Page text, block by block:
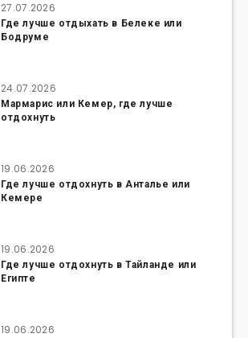
27.07.2026
Где лучше отдыхать в Белеке или
Бодруме
24.07.2026
Мармарис или Кемер, где лучше
отдохнуть
19.06.2026
Где лучше отдохнуть в Анталье или
Кемере
19.06.2026
Где лучше отдохнуть в Тайланде или
Египте
19.06.2026